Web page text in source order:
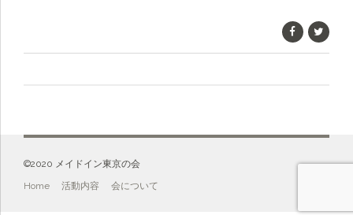
©️2020 メイドイン東京の会
Home 活動内容 会について